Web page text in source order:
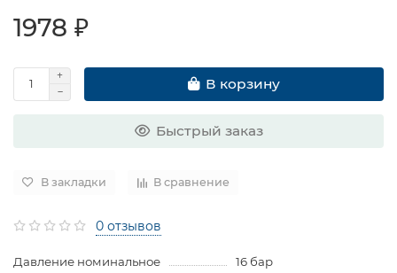
1978 ₽
В корзину
Быстрый заказ
В закладки В сравнение
0 отзывов
Давление номинальное
16 бар